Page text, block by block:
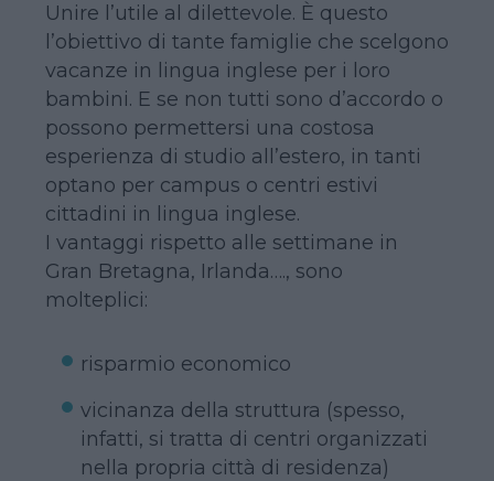
Unire l’utile al dilettevole. È questo
l’obiettivo di tante famiglie che scelgono
vacanze in lingua inglese per i loro
bambini. E se non tutti sono d’accordo o
possono permettersi una costosa
esperienza di studio all’estero, in tanti
optano per campus o centri estivi
cittadini in lingua inglese.
I vantaggi rispetto alle settimane in
Gran Bretagna, Irlanda…., sono
molteplici:
risparmio economico
vicinanza della struttura (spesso,
infatti, si tratta di centri organizzati
nella propria città di residenza)